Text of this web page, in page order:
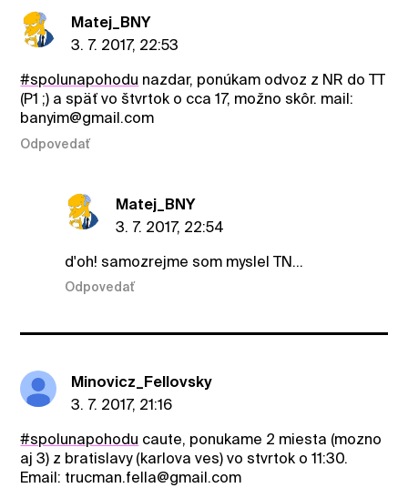
Matej_BNY
3. 7. 2017, 22:53
#spolunapohodu nazdar, ponúkam odvoz z NR do TT
(P1 ;) a späť vo štvrtok o cca 17, možno skôr. mail:
banyim@gmail.com
Odpovedať
Matej_BNY
3. 7. 2017, 22:54
d'oh! samozrejme som myslel TN...
Odpovedať
Minovicz_Fellovsky
3. 7. 2017, 21:16
#spolunapohodu caute, ponukame 2 miesta (mozno
aj 3) z bratislavy (karlova ves) vo stvrtok o 11:30.
Email: trucman.fella@gmail.com